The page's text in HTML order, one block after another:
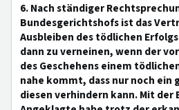
6. Nach ständiger
Bundesgerichtshofs ist das
Ausbleiben des tödlichen
dann zu verneinen, wenn der
des Geschehens einem
nahe kommt, dass nur noch ein
diesen verhindern kann. Mit der